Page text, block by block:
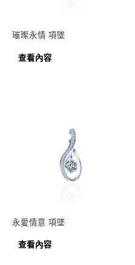
璀璨永情 項墜
查看內容
永愛情意 項墜
查看內容